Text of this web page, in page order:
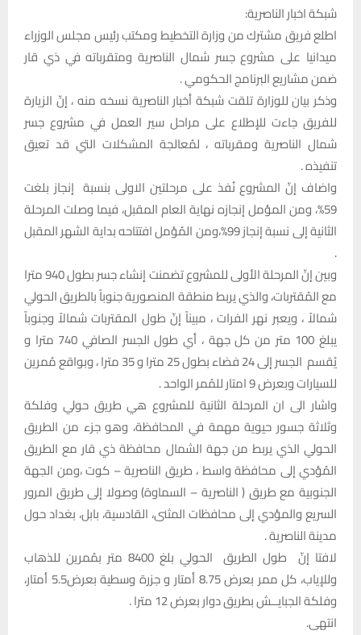
شبكة اخبار الناصرية:
اطلع فريق مشترك من وزارة التخطيط ومكتب رئيس مجلس الوزراء
ميدانيا على مشروع جسر شمال الناصرية ومتقرباته في ذي قار
ضمن مشاريع البرنامج الحكومي .
وذكر بيان للوزارة تلقت شبكة أخبار الناصرية نسخه منه ، إنّ الزيارة
للفريق جاءت للإطلاع على مراحل سير العمل في مشروع جسر
شمال الناصرية ومقرباته ، لمُعالجة المشكلات التي قد تعيق
تنفيذه .
واضاف إنّ المشروع نُفذ على مرحلتين الاولى بنسبة إنجاز بلغت
59%، ومن المؤمل إنجازه نهاية العام المقبل، فيما وصلت المرحلة
الثانية إلى نسبة إنجاز 99%،ومن المُؤمل افتتاحه بداية الشهر المقبل
.
وبين إنّ المرحلة الأولى للمشروع تضمنت إنشاء جسر بطول 940 مترا
مع المُقتربات، والذي يربط منطقة المنصورية جنوباً بالطريق الحولي
شمالاً ، ويعبر نهر الفرات ، مبيناً إنّ طول المقتربات شمالاً وجنوباً
يبلغ 100 متر من كل جهة ، أي طول الجسر الصافي 740 مترا و
يُقسم الجسر إلى 24 فضاء بطول 25 مترا و 35 مترا ، وبواقع مُمرين
للسيارات وبعرض 9 امتار للمُمر الواحد .
واشار الى ان المرحلة الثانية للمشروع هي طريق حولي وفلكة
وثلاثة جسور حيوية مهمة في المحافظة، وهو جزء من الطريق
الحولي الذي يربط من جهة الشمال محافظة ذي قار مع الطريق
المُؤدي إلى محافظة واسط ، طريق الناصرية – كوت ،ومن الجهة
الجنوبية مع طريق ( الناصرية – السماوة) وصولا إلى طريق المرور
السريع والمؤدي إلى محافظات المثنى، القادسية، بابل، بغداد حول
مدينة الناصرية .
لافتا إنّ طول الطريق الحولي بلغ 8400 متر بمُمرين للذهاب
وللإياب، كل ممر بعرض 8.75 أمتار و جزرة وسطية بعرض5.5 أمتار،
وفلكة الجبايــش بطريق دوار بعرض 12 مترا .
انتهى.